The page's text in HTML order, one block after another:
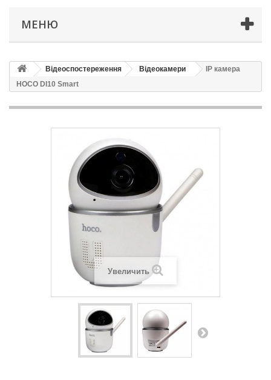
МЕНЮ
Відеоспостереження Відеокамери
IP камера
HOCO DI10 Smart
Увеличить